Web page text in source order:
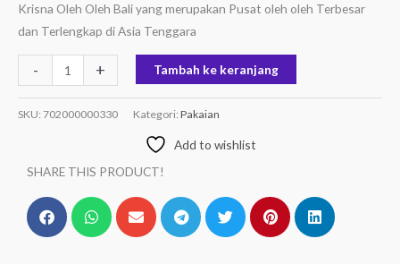
Krisna Oleh Oleh Bali yang merupakan Pusat oleh oleh Terbesar
dan Terlengkap di Asia Tenggara
- + Tambah ke keranjang
SKU: 702000000330 Kategori: Pakaian
Add to wishlist
SHARE THIS PRODUCT!